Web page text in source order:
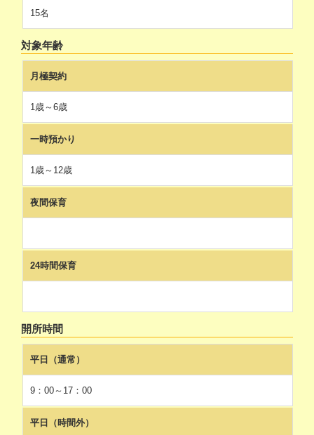
15名
対象年齢
月極契約
1歳～6歳
一時預かり
1歳～12歳
夜間保育
24時間保育
開所時間
平日（通常）
9：00～17：00
平日（時間外）